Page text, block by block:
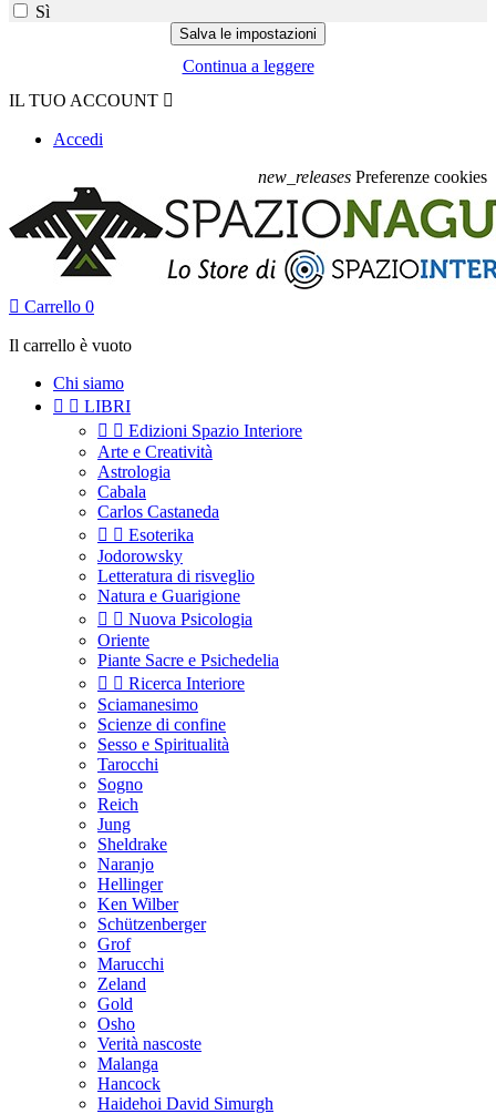
Sì
Continua a leggere
IL TUO ACCOUNT 
Accedi
new_releases Preferenze cookies
 Carrello 0
Il carrello è vuoto
Chi siamo
  LIBRI
  Edizioni Spazio Interiore
Arte e Creatività
Astrologia
Cabala
Carlos Castaneda
  Esoterika
Jodorowsky
Letteratura di risveglio
Natura e Guarigione
  Nuova Psicologia
Oriente
Piante Sacre e Psichedelia
  Ricerca Interiore
Sciamanesimo
Scienze di confine
Sesso e Spiritualità
Tarocchi
Sogno
Reich
Jung
Sheldrake
Naranjo
Hellinger
Ken Wilber
Schützenberger
Grof
Marucchi
Zeland
Gold
Osho
Verità nascoste
Malanga
Hancock
Haidehoi David Simurgh